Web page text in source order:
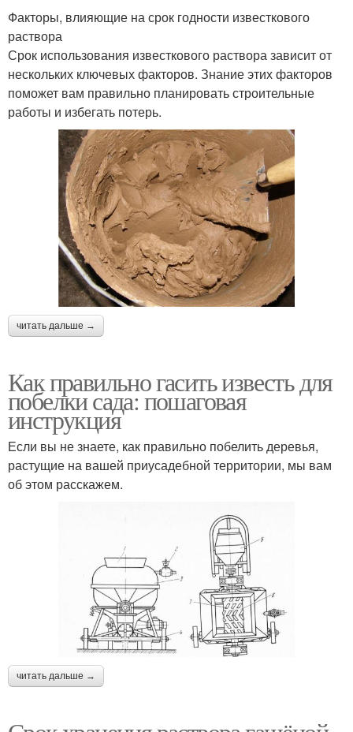
Факторы, влияющие на срок годности известкового
раствора
Срок использования известкового раствора зависит от
нескольких ключевых факторов. Знание этих факторов
поможет вам правильно планировать строительные
работы и избегать потерь.
читать дальше →
Как правильно гасить известь для
побелки сада: пошаговая
инструкция
Если вы не знаете, как правильно побелить деревья,
растущие на вашей приусадебной территории, мы вам
об этом расскажем.
читать дальше →